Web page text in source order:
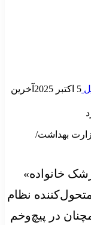
5 اکتبر 2025
آخرین
خانواده»
نظام
در پیچ‌وخم